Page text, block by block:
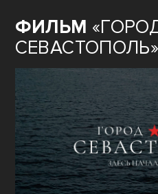
ФИЛЬМ
СЕВАСТОПОЛЬ»